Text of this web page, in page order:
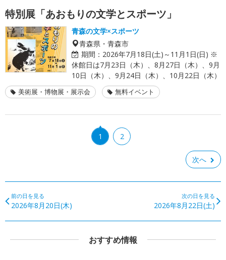
特別展「あおもりの文学とスポーツ」
青森の文学×スポーツ
青森県・青森市
期間： 2026年7月18日(土)～11月1日(日) ※
休館日は7月23日（木）、8月27日（木）、9月
10日（木）、9月24日（木）、10月22日（木）
美術展・博物展・展示会 無料イベント
1 2
次へ
前の日を見る
2026年8月20日(木)
次の日を見る
2026年8月22日(土)
おすすめ情報